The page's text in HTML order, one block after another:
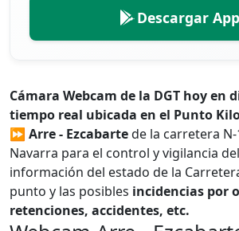
Descargar App
Cámara Webcam de la DGT hoy en
tiempo real ubicada en el Punto
⏩ Arre - Ezcabartede la carretera
Navarra para el control y vigilancia
información del estado de la
punto y las posibles incidencias por
retenciones, accidentes, etc.